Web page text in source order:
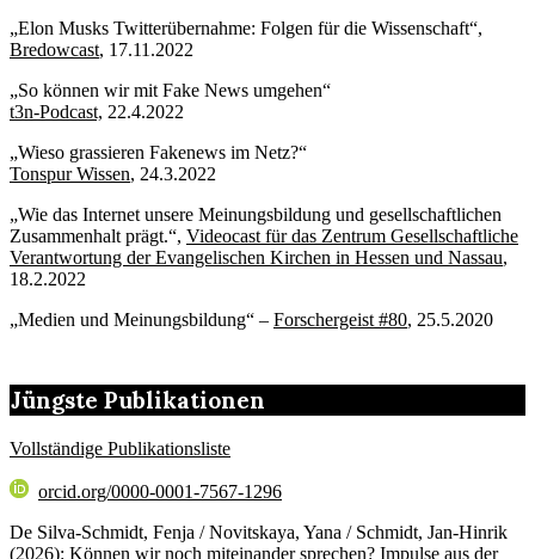
„Elon Musks Twitterübernahme: Folgen für die Wissenschaft“,
Bredowcast, 17.11.2022
„So können wir mit Fake News umgehen“
t3n-Podcast, 22.4.2022
„Wieso grassieren Fakenews im Netz?“
Tonspur Wissen, 24.3.2022
„Wie das Internet unsere Meinungsbildung und gesellschaftlichen
Zusammenhalt prägt.“, Videocast für das Zentrum Gesellschaftliche
Verantwortung der Evangelischen Kirchen in Hessen und Nassau,
18.2.2022
„Medien und Meinungsbildung“ – Forschergeist #80, 25.5.2020
Jüngste Publikationen
Vollständige Publikationsliste
orcid.org/0000-0001-7567-1296
De Silva-Schmidt, Fenja / Novitskaya, Yana / Schmidt, Jan-Hinrik
(2026): Können wir noch miteinander sprechen? Impulse aus der